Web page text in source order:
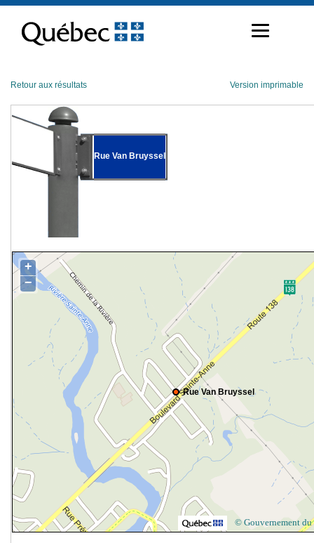
contenu
Retour aux résultats Version imprimable
Rue Van Bruyssel
Rue Van Bruyssel
+
−
© Gouvernement du